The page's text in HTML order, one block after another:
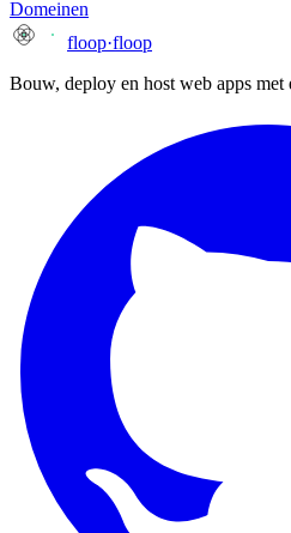
Domeinen
floop·floop
Bouw, deploy en host web apps met